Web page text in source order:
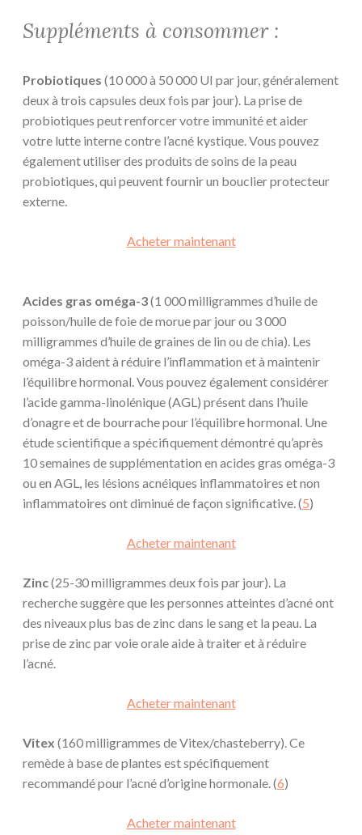
Suppléments à consommer :
Probiotiques (10 000 à 50 000 UI par jour, généralement
deux à trois capsules deux fois par jour). La prise de
probiotiques peut renforcer votre immunité et aider
votre lutte interne contre l’acné kystique. Vous pouvez
également utiliser des produits de soins de la peau
probiotiques, qui peuvent fournir un bouclier protecteur
externe.
Acheter maintenant
Acides gras oméga-3(1 000 milligrammes d’huile de
poisson/huile de foie de morue par jour ou 3 000
milligrammes d’huile de graines de lin ou de chia). Les
oméga-3 aident à réduire l’inflammation et à maintenir
l’équilibre hormonal. Vous pouvez également considérer
l’acide gamma-linolénique (AGL) présent dans l’huile
d’onagre et de bourrache pour l’équilibre hormonal. Une
étude scientifique a spécifiquement démontré qu’après
10 semaines de supplémentation en acides gras oméga-3
ou en AGL, les lésions acnéiques inflammatoires et non
inflammatoires ont diminué de façon significative. (5)
Acheter maintenant
Zinc(25-30 milligrammes deux fois par jour). La
recherche suggère que les personnes atteintes d’acné ont
des niveaux plus bas de zinc dans le sang et la peau. La
prise de zinc par voie orale aide à traiter et à réduire
l’acné.
Acheter maintenant
Vitex (160 milligrammes de Vitex/chasteberry). Ce
remède à base de plantes est spécifiquement
recommandé pour l’acné d’origine hormonale. (6)
Acheter maintenant